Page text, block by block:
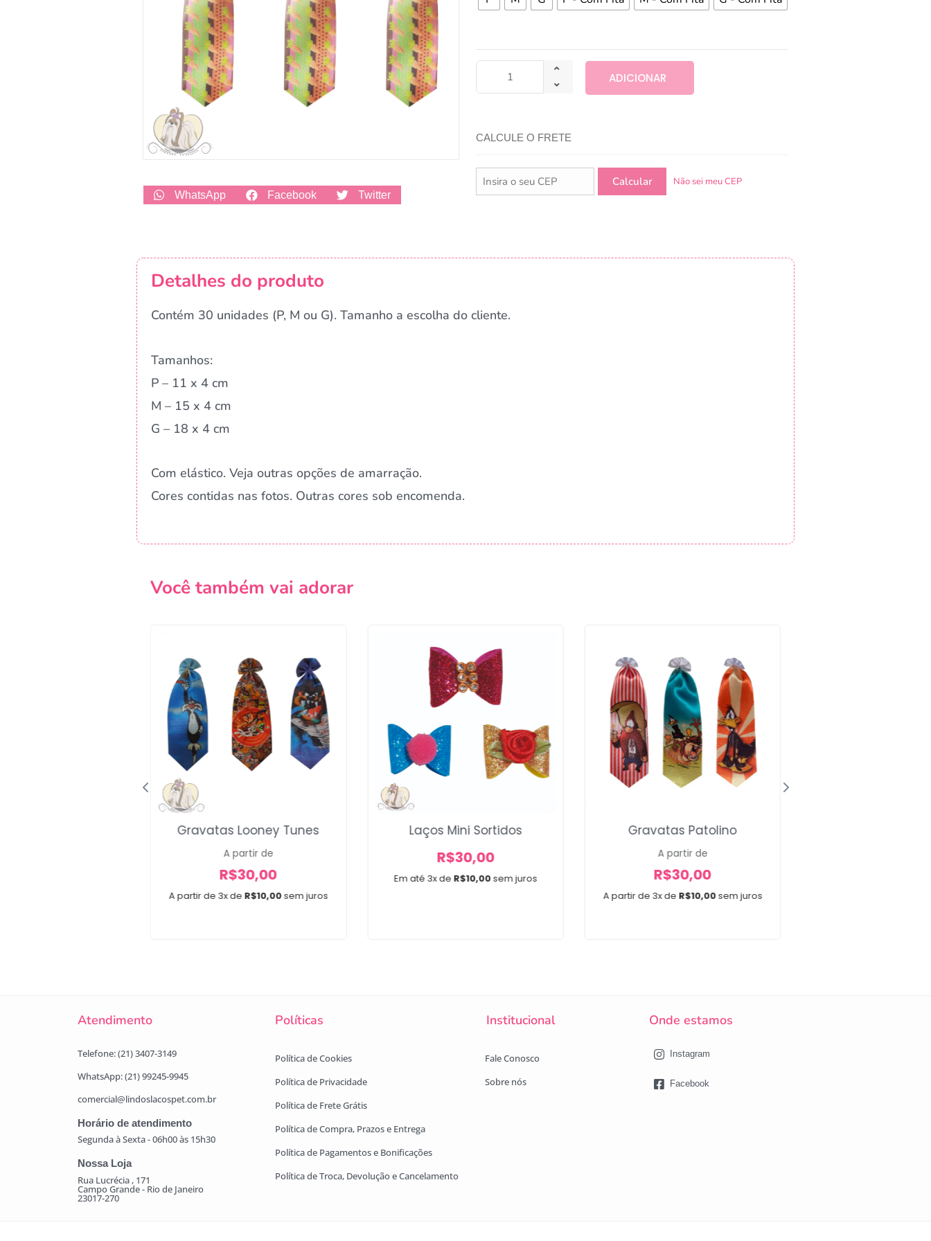
WhatsApp Facebook Twitter
ADICIONAR
CALCULE O FRETE
Não sei meu CEP
Detalhes do produto
Contém 30 unidades (P, M ou G). Tamanho a escolha do cliente.
Tamanhos:
P – 11 x 4 cm
M – 15 x 4 cm
G – 18 x 4 cm
Com elástico. Veja outras opções de amarração.
Cores contidas nas fotos. Outras cores sob encomenda.
Você também vai adorar
A partir de 3x de R$10,00sem juros
Gravatas Looney Tunes
A partir de
R$30,00 Em até 3x de R$10,00sem juros
Laços Mini Sortidos
R$30,00
A partir de 3x de R$10,00sem juros
Gravatas Patolino
A partir de
R$30,00
Atendimento Políticas Institucional Onde estamos
Telefone: (21) 3407-3149
WhatsApp: (21) 99245-9945
comercial@lindoslacospet.com.br
Horário de atendimento
Segunda à Sexta - 06h00 às 15h30
Nossa Loja
Rua Lucrécia , 171
Campo Grande - Rio de Janeiro
23017-270
Política de Cookies
Política de Privacidade
Política de Frete Grátis
Política de Compra, Prazos e Entrega
Política de Pagamentos e Bonificações
Política de Troca, Devolução e Cancelamento
Fale Conosco
Sobre nós
Instagram
Facebook